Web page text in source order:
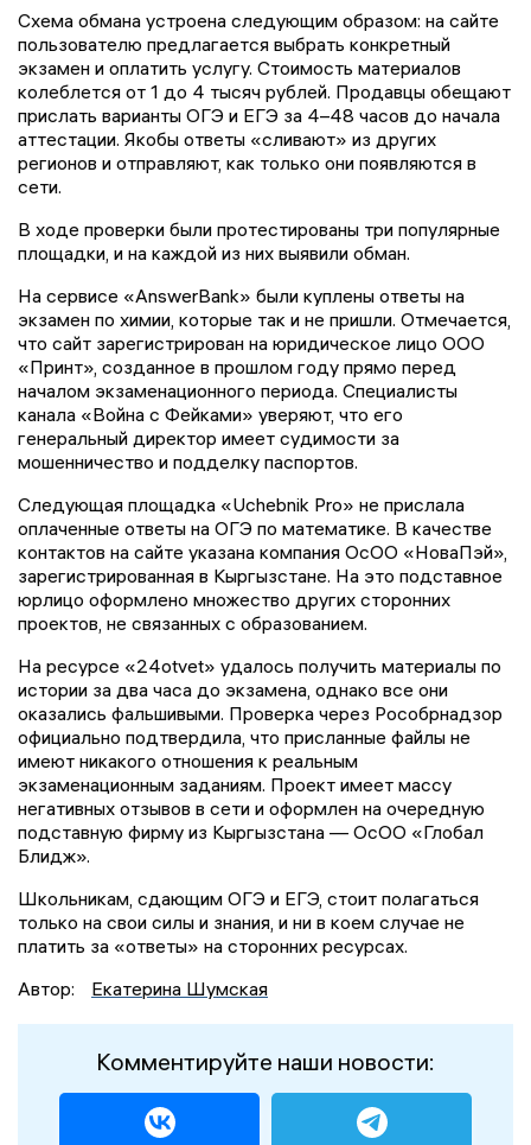
Схема обмана устроена следующим образом: на сайте
пользователю предлагается выбрать конкретный
экзамен и оплатить услугу. Стоимость материалов
колеблется от 1 до 4 тысяч рублей. Продавцы обещают
прислать варианты ОГЭ и ЕГЭ за 4–48 часов до начала
аттестации. Якобы ответы «сливают» из других
регионов и отправляют, как только они появляются в
сети.
В ходе проверки были протестированы три популярные
площадки, и на каждой из них выявили обман.
На сервисе «AnswerBank» были куплены ответы на
экзамен по химии, которые так и не пришли. Отмечается,
что сайт зарегистрирован на юридическое лицо ООО
«Принт», созданное в прошлом году прямо перед
началом экзаменационного периода. Специалисты
канала «Война с Фейками» уверяют, что его
генеральный директор имеет судимости за
мошенничество и подделку паспортов.
Следующая площадка «Uchebnik Pro» не прислала
оплаченные ответы на ОГЭ по математике. В качестве
контактов на сайте указана компания ОсОО «НоваПэй»,
зарегистрированная в Кыргызстане. На это подставное
юрлицо оформлено множество других сторонних
проектов, не связанных с образованием.
На ресурсе «24otvet» удалось получить материалы по
истории за два часа до экзамена, однако все они
оказались фальшивыми. Проверка через Рособрнадзор
официально подтвердила, что присланные файлы не
имеют никакого отношения к реальным
экзаменационным заданиям. Проект имеет массу
негативных отзывов в сети и оформлен на очередную
подставную фирму из Кыргызстана — ОсОО «Глобал
Блидж».
Школьникам, сдающим ОГЭ и ЕГЭ, стоит полагаться
только на свои силы и знания, и ни в коем случае не
платить за «ответы» на сторонних ресурсах.
Автор:
Екатерина Шумская
Комментируйте наши новости: